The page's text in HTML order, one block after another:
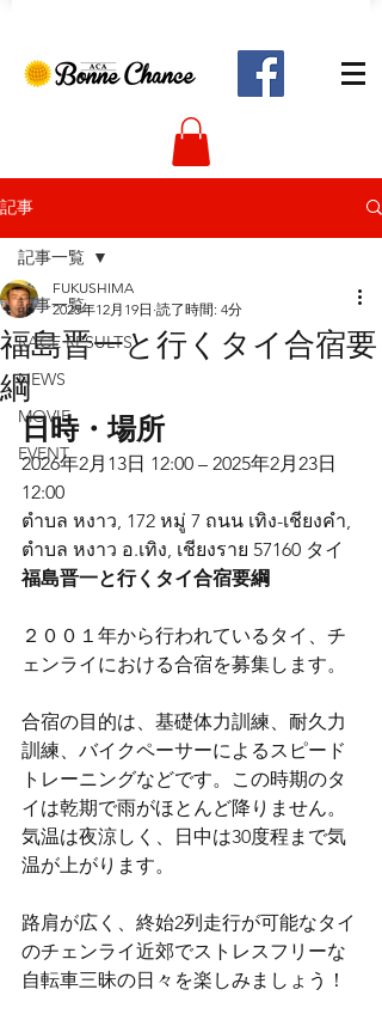
記事
記事一覧
RACE RESULTS
NEWS
MOVIE
EVENT
記事一覧
福島晋一と行くタイ合宿要
綱
FUKUSHIMA
2025年12月19日 読了時間: 4分
日時・場所
2026年2月13日 12:00 – 2025年2月23日
12:00
ตำบล หงาว, 172 หมู่ 7 ถนน เทิง-เชียงคำ,
ตำบล หงาว อ.เทิง, เชียงราย 57160 タイ
福島晋一と行くタイ合宿要綱
２００１年から行われているタイ、チ
ェンライにおける合宿を募集します。
合宿の目的は、基礎体力訓練、耐久力
訓練、バイクペーサーによるスピード
トレーニングなどです。この時期のタ
イは乾期で雨がほとんど降りません。
気温は夜涼しく、日中は30度程まで気
温が上がります。
路肩が広く、終始2列走行が可能なタイ
のチェンライ近郊でストレスフリーな
自転車三昧の日々を楽しみましょう！